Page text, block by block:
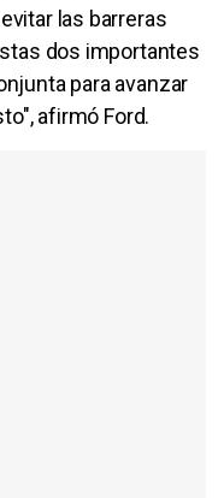
las barreras
dos importantes
para avanzar
afirmó Ford.